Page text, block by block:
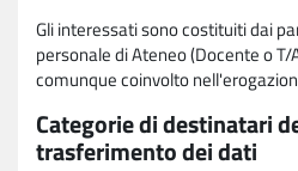
Gli interessati sono costituiti dai
personale di Ateneo (Docente o
comunque coinvolto
Categorie di destinatari
trasferimento dei dati